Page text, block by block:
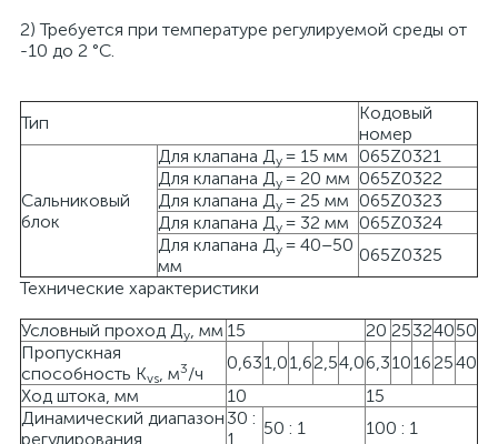
2) Требуется при температуре регулируемой среды от
-10 до 2 °С.
Тип
Кодовый
номер
Сальниковый
блок
Для клапана Ду = 15 мм 065Z0321
Для клапана Ду = 20 мм 065Z0322
Для клапана Ду = 25 мм 065Z0323
Для клапана Ду = 32 мм 065Z0324
Для клапана Ду = 40–50
мм
065Z0325
Технические характеристики
Условный проход Ду, мм 15 20 25324050
Пропускная
способность Kvs, м3/ч
0,631,01,62,54,06,310162540
Ход штока, мм
10
15
Динамический диапазон
регулирования
30 :
1
50 : 1 100 : 1